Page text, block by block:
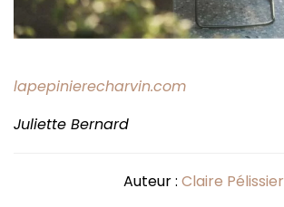
lapepinierecharvin.com
Juliette Bernard
Auteur : Claire Pélissier